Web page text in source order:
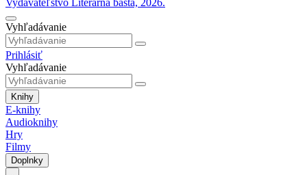
Vyhľadávanie
Prihlásiť
Vyhľadávanie
Knihy
E-knihy
Audioknihy
Hry
Filmy
Doplnky